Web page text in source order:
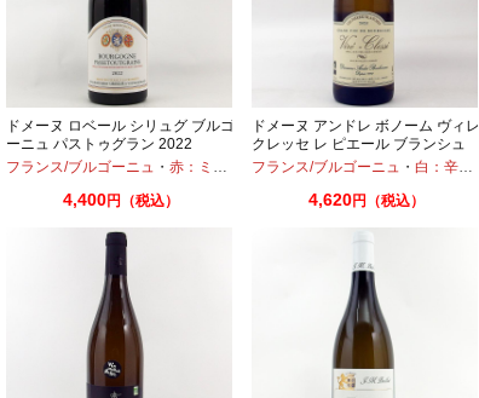
・ピノノワール
ドメーヌ ロベール シリュグ ブルゴ
ーニュ パストゥグラン 2022
750ml
フランス/ブルゴーニュ ・ 赤：ミディアムボディ ・ガメイ・ピノノワール
4,400円（税込）
ドメーヌ アンドレ ボノーム ヴィレ
クレッセ レ ピエール ブランシュ
2023 750ml
フランス/ブルゴーニュ ・ 白：辛口
4,620円（税込）